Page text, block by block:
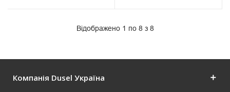
Відображено 1 по 8 з 8
Компанія Dusel Україна